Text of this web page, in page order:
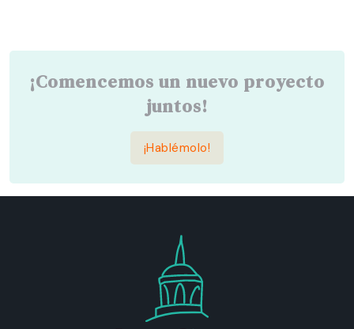
¡Comencemos un nuevo proyecto
juntos!
¡Hablémolo!